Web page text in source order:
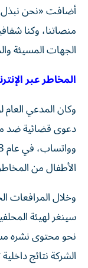
أضافت «نحن
منصاتنا، وكنا
الجهات المسيئة
المخاطر عبر
وكان المدعي العام
دعوى قضائية ضد
الأطفال من
وخلال المرافعات
سينغر لهيئة
نحو محتوى نشره
الشركة نتائج